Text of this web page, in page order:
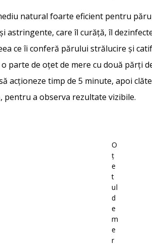
natural foarte eficient pentru
care îl curăță, îl
ce îi conferă părului strălucire și
parte de oțet de mere cu două părți
acționeze timp de 5 minute, apoi
a observa rezultate vizibile.
O
ț
e
t
ul
d
e
m
e
r